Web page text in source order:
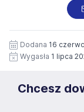
pod numerem
siedziby
https://
załączonych
wizerunku), na
12 miesięcy.
czasie wycofana.
Dodana 16
Wygasła 1 lipca
Chcesz